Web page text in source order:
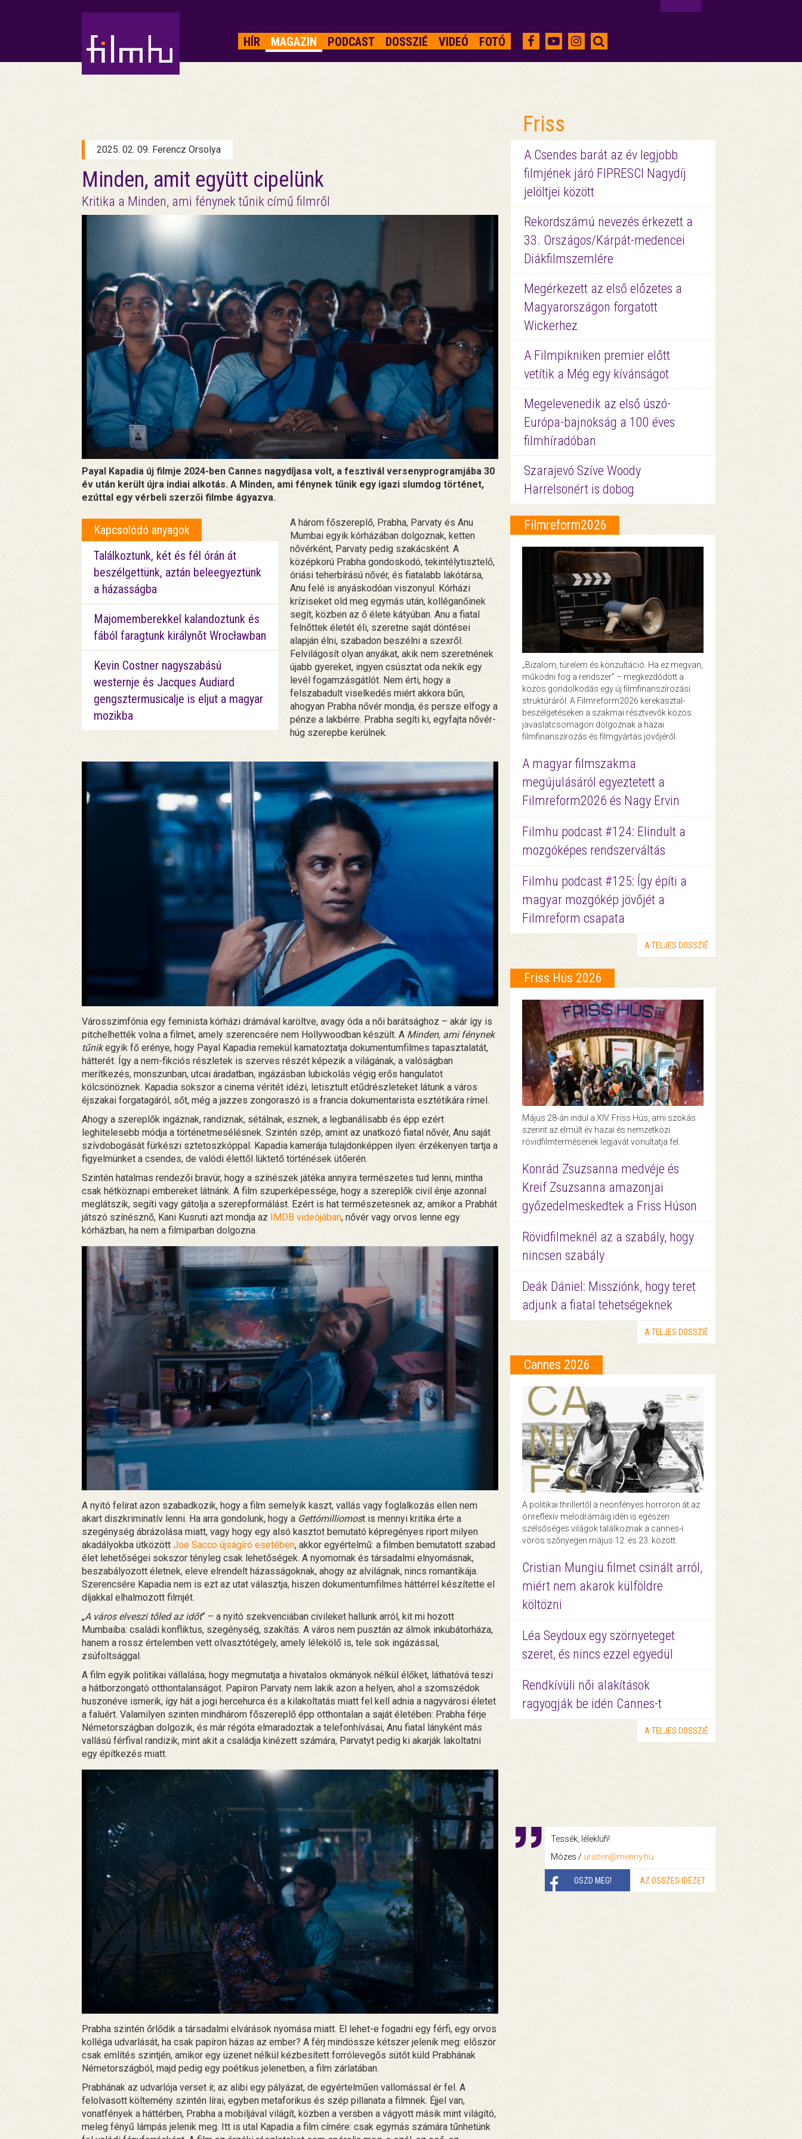
HÍR MAGAZIN PODCAST DOSSZIÉ VIDEÓ FOTÓ
2025. 02. 09. Ferencz Orsolya
Minden, amit együtt cipelünk
Kritika a Minden, ami fénynek tűnik című filmről
Payal Kapadia új filmje 2024-ben Cannes nagydíjasa volt, a fesztivál versenyprogramjába 30
év után került újra indiai alkotás. A Minden, ami fénynek tűnik egy igazi slumdog történet,
ezúttal egy vérbeli szerzői filmbe ágyazva.
Kapcsolódó anyagok
Találkoztunk, két és fél órán át
beszélgettünk, aztán beleegyeztünk
a házasságba
Majomemberekkel kalandoztunk és
fából faragtunk királynőt Wrocławban
Kevin Costner nagyszabású
westernje és Jacques Audiard
gengsztermusicalje is eljut a magyar
mozikba
A három főszereplő, Prabha, Parvaty és Anu
Mumbai egyik kórházában dolgoznak, ketten
nővérként, Parvaty pedig szakácsként. A
középkorú Prabha gondoskodó, tekintélytisztelő,
óriási teherbírású nővér, és fiatalabb lakótársa,
Anu felé is anyáskodóan viszonyul. Kórházi
kríziseket old meg egymás után, kolléganőinek
segít, közben az ő élete kátyúban. Anu a fiatal
felnőttek életét éli, szeretne saját döntései
alapján élni, szabadon beszélni a szexről.
Felvilágosít olyan anyákat, akik nem szeretnének
újabb gyereket, ingyen csúsztat oda nekik egy
levél fogamzásgátlót. Nem érti, hogy a
felszabadult viselkedés miért akkora bűn,
ahogyan Prabha nővér mondja, és persze elfogy a
pénze a lakbérre. Prabha segíti ki, egyfajta nővér-
húg szerepbe kerülnek.
Városszimfónia egy feminista kórházi drámával karöltve, avagy óda a női barátsághoz – akár így is
pitchelhették volna a filmet, amely szerencsére nem Hollywoodban készült. A Minden, ami fénynek
tűnikegyik fő erénye, hogy Payal Kapadia remekül kamatoztatja dokumentumfilmes tapasztalatát,
hátterét. Így a nem-fikciós részletek is szerves részét képezik a világának, a valóságban
merítkezés, monszunban, utcai áradatban, ingázásban lubickolás végig erős hangulatot
kölcsönöznek. Kapadia sokszor a cinema véritét idézi, letisztult etűdrészleteket látunk a város
éjszakai forgatagáról, sőt, még a jazzes zongoraszó is a francia dokumentarista esztétikára rímel.
Ahogy a szereplők ingáznak, randiznak, sétálnak, esznek, a legbanálisabb és épp ezért
leghitelesebb módja a történetmesélésnek. Szintén szép, amint az unatkozó fiatal nővér, Anu saját
szívdobogását fürkészi sztetoszkóppal. Kapadia kamerája tulajdonképpen ilyen: érzékenyen tartja a
figyelmünket a csendes, de valódi élettől lüktető történések ütőerén.
Szintén hatalmas rendezői bravúr, hogy a színészek játéka annyira természetes tud lenni, mintha
csak hétköznapi embereket látnánk. A film szuperképessége, hogy a szereplők civil énje azonnal
meglátszik, segíti vagy gátolja a szerepformálást. Ezért is hat természetesnek az, amikor a Prabhát
játszó színésznő, Kani Kusruti azt mondja az IMDB videójában, nővér vagy orvos lenne egy
kórházban, ha nem a filmiparban dolgozna.
A nyitó felirat azon szabadkozik, hogy a film semelyik kaszt, vallás vagy foglalkozás ellen nem
akart diszkriminatív lenni. Ha arra gondolunk, hogy a Gettómilliomost is mennyi kritika érte a
szegénység ábrázolása miatt, vagy hogy egy alsó kasztot bemutató képregényes riport milyen
akadályokba ütközött Joe Sacco újságíró esetében, akkor egyértelmű: a filmben bemutatott szabad
élet lehetőségei sokszor tényleg csak lehetőségek. A nyomornak és társadalmi elnyomásnak,
beszabályozott életnek, eleve elrendelt házasságoknak, ahogy az alvilágnak, nincs romantikája.
Szerencsére Kapadia nem is ezt az utat választja, hiszen dokumentumfilmes háttérrel készítette el
díjakkal elhalmozott filmjét.
„A város elveszi tőled az időt” – a nyitó szekvenciában civileket hallunk arról, kit mi hozott
Mumbaiba: családi konfliktus, szegénység, szakítás. A város nem pusztán az álmok inkubátorháza,
hanem a rossz értelemben vett olvasztótégely, amely lélekölő is, tele sok ingázással,
zsúfoltsággal.
A film egyik politikai vállalása, hogy megmutatja a hivatalos okmányok nélkül élőket, láthatóvá teszi
a hátborzongató otthontalanságot. Papíron Parvaty nem lakik azon a helyen, ahol a szomszédok
huszonéve ismerik, így hát a jogi hercehurca és a kilakoltatás miatt fel kell adnia a nagyvárosi életet
a faluért. Valamilyen szinten mindhárom főszereplő épp otthontalan a saját életében: Prabha férje
Németországban dolgozik, és már régóta elmaradoztak a telefonhívásai, Anu fiatal lányként más
vallású férfival randizik, mint akit a családja kinézett számára, Parvatyt pedig ki akarják lakoltatni
egy építkezés miatt.
Prabha szintén őrlődik a társadalmi elvárások nyomása miatt. El lehet-e fogadni egy férfi, egy orvos
kolléga udvarlását, ha csak papíron házas az ember? A férj mindössze kétszer jelenik meg: először
csak említés szintjén, amikor egy üzenet nélkül kézbesített forrólevegős sütőt küld Prabhának
Németországból, majd pedig egy poétikus jelenetben, a film zárlatában.
Prabhának az udvarlója verset ír, az alibi egy pályázat, de egyértelműen vallomással ér fel. A
felolvasott költemény szintén lírai, egyben metaforikus és szép pillanata a filmnek. Éjjel van,
vonatfények a háttérben, Prabha a mobiljával világít, közben a versben a vágyott másik mint világító,
meleg fényű lámpás jelenik meg. Itt is utal Kapadia a film címére: csak egymás számára tűnhetünk
Friss
A Csendes barát az év legjobb
filmjének járó FIPRESCI Nagydíj
jelöltjei között
Rekordszámú nevezés érkezett a
33. Országos/Kárpát-medencei
Diákfilmszemlére
Megérkezett az első előzetes a
Magyarországon forgatott
Wickerhez
A Filmpikniken premier előtt
vetítik a Még egy kívánságot
Megelevenedik az első úszó-
Európa-bajnokság a 100 éves
filmhíradóban
Szarajevó Szíve Woody
Harrelsonért is dobog
Filmreform2026
„Bizalom, türelem és konzultáció. Ha ez megvan,
működni fog a rendszer” – megkezdődött a
közös gondolkodás egy új filmfinanszírozási
struktúráról. A Filmreform2026 kerekasztal-
beszélgetéseken a szakmai résztvevők közös
javaslatcsomagon dolgoznak a hazai
filmfinanszírozás és filmgyártás jövőjéről.
A magyar filmszakma
megújulásáról egyeztetett a
Filmreform2026 és Nagy Ervin
Filmhu podcast #124: Elindult a
mozgóképes rendszerváltás
Filmhu podcast #125: Így építi a
magyar mozgókép jövőjét a
Filmreform csapata
A TELJES DOSSZIÉ
Friss Hús 2026
Május 28-án indul a XIV. Friss Hús, ami szokás
szerint az elmúlt év hazai és nemzetközi
rövidfilmtermésének legjavát vonultatja fel.
Konrád Zsuzsanna medvéje és
Kreif Zsuzsanna amazonjai
győzedelmeskedtek a Friss Húson
Rövidfilmeknél az a szabály, hogy
nincsen szabály
Deák Dániel: Missziónk, hogy teret
adjunk a fiatal tehetségeknek
A TELJES DOSSZIÉ
Cannes 2026
A politikai thrillertől a neonfényes horroron át az
önreflexív melodrámáig idén is egészen
szélsőséges világok találkoznak a cannes-i
vörös szőnyegen május 12. és 23. között.
Cristian Mungiu filmet csinált arról,
miért nem akarok külföldre
költözni
Léa Seydoux egy szörnyeteget
szeret, és nincs ezzel egyedül
Rendkívüli női alakítások
ragyogják be idén Cannes-t
A TELJES DOSSZIÉ
Tessék, léleklufi!
Mózes / uristen@menny.hu
OSZD MEG! AZ ÖSSZES IDÉZET